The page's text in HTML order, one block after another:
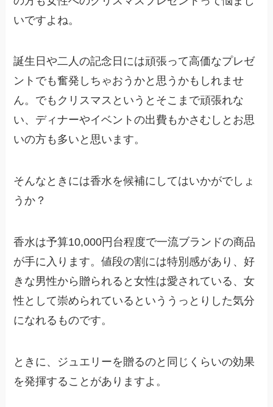
いですよね。
誕生日や二人の記念日には頑張って高価なプレゼ
ントでも奮発しちゃおうかと思うかもしれませ
ん。でもクリスマスというとそこまで頑張れな
い、ディナーやイベントの出費もかさむしとお思
いの方も多いと思います。
そんなときには香水を候補にしてはいかがでしょ
うか？
香水は予算10,000円台程度で一流ブランドの商品
が手に入ります。値段の割には特別感があり、好
きな男性から贈られると女性は愛されている、女
性として崇められているといううっとりした気分
になれるものです。
ときに、ジュエリーを贈るのと同じくらいの効果
を発揮することがありますよ。